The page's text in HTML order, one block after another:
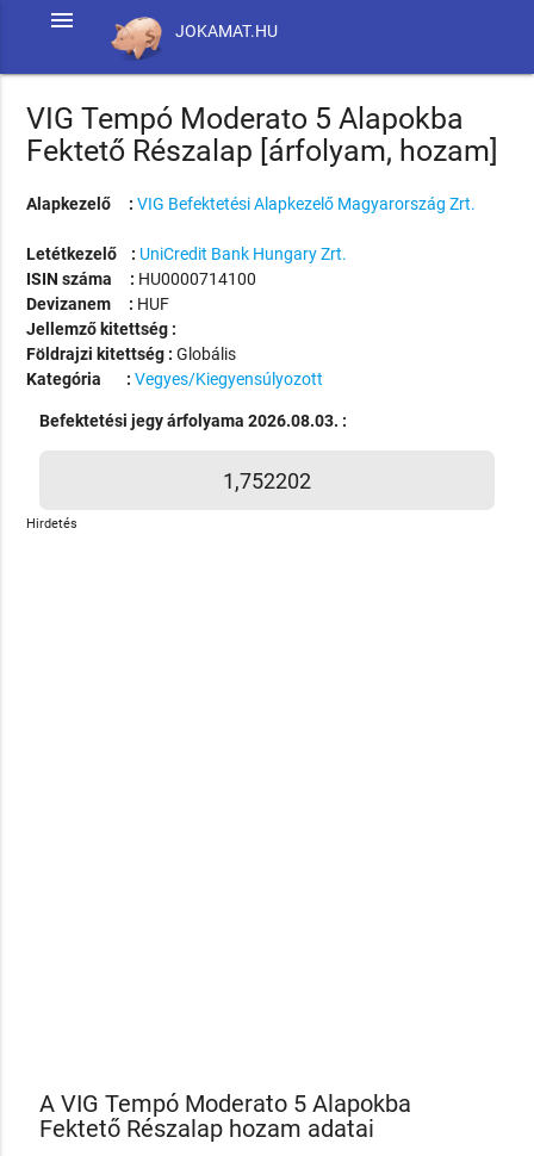
JOKAMAT.HU
menu
VIG Tempó Moderato 5 Alapokba
Fektető Részalap [árfolyam, hozam]
Alapkezelő : VIG Befektetési Alapkezelő Magyarország Zrt.
Letétkezelő : UniCredit Bank Hungary Zrt.
ISIN száma : HU0000714100
Devizanem : HUF
Jellemző kitettség :
Földrajzi kitettség :Globális
Kategória : Vegyes/Kiegyensúlyozott
Befektetési jegy árfolyama 2026.08.03. :
1,752202
Hirdetés
A VIG Tempó Moderato 5 Alapokba
Fektető Részalap hozam adatai